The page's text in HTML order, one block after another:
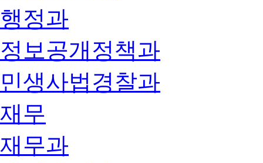
행정과
정보공개정책과
민생사법경찰과
재무
재무과